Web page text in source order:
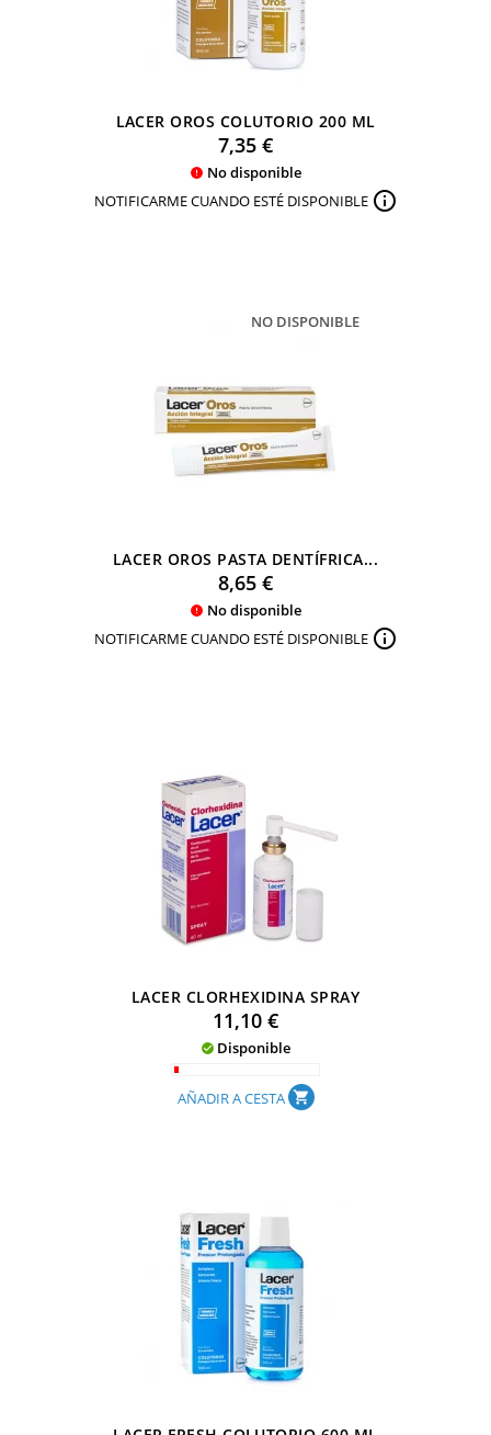
LACER OROS COLUTORIO 200 ML
Precio
7,35 €
 No disponible
NOTIFICARME CUANDO ESTÉ DISPONIBLE 
LACER OROS PASTA DENTÍFRICA...
Precio
8,65 €
 No disponible
NOTIFICARME CUANDO ESTÉ DISPONIBLE 
NO DISPONIBLE
LACER CLORHEXIDINA SPRAY
Precio
11,10 €
 Disponible
AÑADIR A CESTA shopping_cart